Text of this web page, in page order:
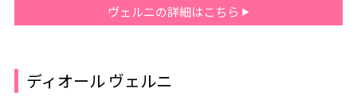
ヴェルニの詳細はこちら
ディオール ヴェルニ